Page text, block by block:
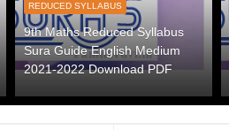
REDUCED SYLLABUS
9th Maths Reduced Syllabus
Sura Guide English Medium
2021-2022 Download PDF